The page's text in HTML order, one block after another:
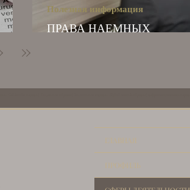
ПРАВА НАЕМНЫХ
Полезная информация
ГЛАВНАЯ
ПРОФИЛЬ